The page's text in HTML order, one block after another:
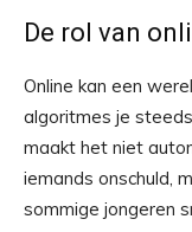
De rol van
Online kan een
algoritmes je
maakt het niet
iemands onschuld,
sommige jongeren